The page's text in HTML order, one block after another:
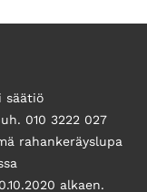
säätiö
010 3222 027
rahankeräyslupa
alkaen.